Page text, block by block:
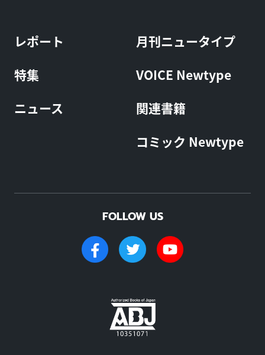
レポート
特集
ニュース
月刊ニュータイプ
VOICE Newtype
関連書籍
コミック Newtype
FOLLOW US